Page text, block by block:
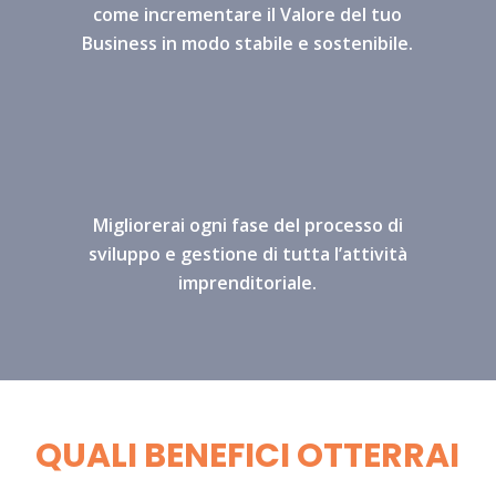
come incrementare il Valore del tuo
Business in modo stabile e sostenibile.
Migliorerai ogni fase del processo di
sviluppo e gestione di tutta l’attività
imprenditoriale.
QUALI BENEFICI OTTERRAI